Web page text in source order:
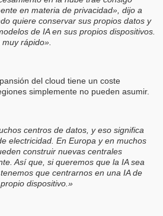
en materia de privacidad», dijo a
quiere conservar sus propios datos y
de IA en sus propios dispositivos.
rápido».
del cloud tiene un coste
simplemente no pueden asumir.
centros de datos, y eso significa
electricidad. En Europa y en muchos
construir nuevas centrales
Así que, si queremos que la IA sea
que centrarnos en una IA de
dispositivo.»